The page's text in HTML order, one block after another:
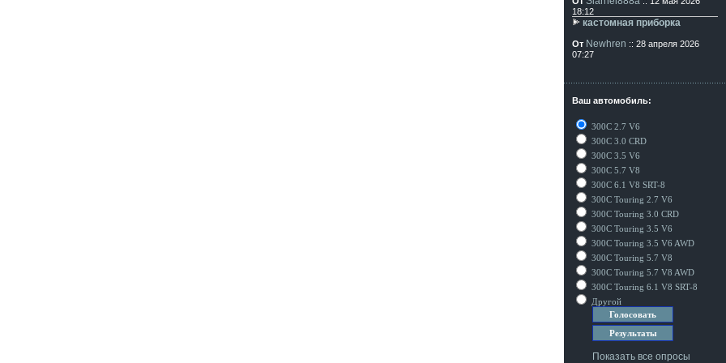
18:12
кастомная приборка
От Newhren :: 28 апреля 2026
07:27
Ваш автомобиль:
300C 2.7 V6
300C 3.0 CRD
300C 3.5 V6
300C 5.7 V8
300C 6.1 V8 SRT-8
300C Touring 2.7 V6
300C Touring 3.0 CRD
300C Touring 3.5 V6
300C Touring 3.5 V6 AWD
300C Touring 5.7 V8
300C Touring 5.7 V8 AWD
300C Touring 6.1 V8 SRT-8
Другой
Показать все опросы